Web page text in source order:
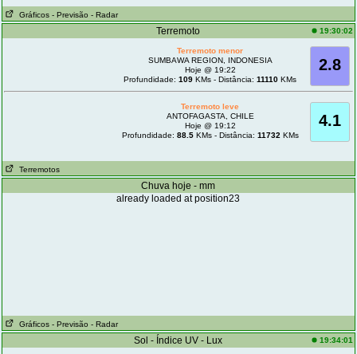
Gráficos - Previsão - Radar
Terremoto 19:30:02
2.8
Terremoto menor
SUMBAWA REGION, INDONESIA
Hoje @ 19:22
Profundidade:109 KMs - Distância:11110 KMs
4.1
Terremoto leve
ANTOFAGASTA, CHILE
Hoje @ 19:12
Profundidade: 88.5KMs - Distância: 11732 KMs
Terremotos
Chuva hoje - mm
already loaded at position23
Gráficos - Previsão - Radar
Sol - Índice UV - Lux 19:34:01